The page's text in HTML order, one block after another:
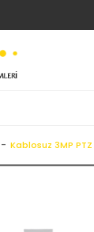
Kablosuz 3MP